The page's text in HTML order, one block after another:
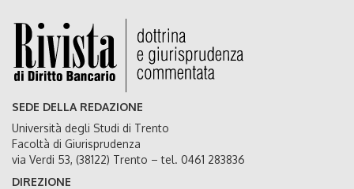
SEDE DELLA REDAZIONE
Università degli Studi di Trento
Facoltà di Giurisprudenza
via Verdi 53, (38122) Trento – tel. 0461 283836
DIREZIONE